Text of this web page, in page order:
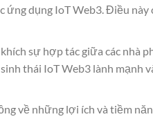
ứng dụng IoT Web3. Điều này
sự hợp tác giữa các nhà
thái IoT Web3 lành mạnh
về những lợi ích và tiềm